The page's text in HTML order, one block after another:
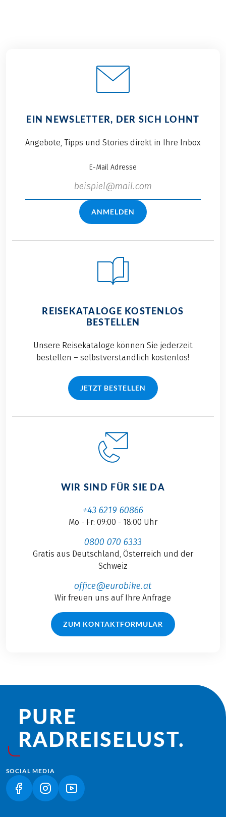
EIN NEWSLETTER, DER SICH LOHNT
Angebote, Tipps und Stories direkt in Ihre Inbox
E-Mail Adresse
ANMELDEN
REISEKATALOGE KOSTENLOS
BESTELLEN
Unsere Reisekataloge können Sie jederzeit
bestellen – selbstverständlich kostenlos!
JETZT BESTELLEN
WIR SIND FÜR SIE DA
+43 6219 60866
Mo - Fr: 09:00 - 18:00 Uhr
0800 070 6333
Gratis aus Deutschland, Österreich und der
Schweiz
office@eurobike.at
Wir freuen uns auf Ihre Anfrage
ZUM KONTAKTFORMULAR
PURE
RADREISE­LUST.
SOCIAL MEDIA
(LINK ÖFFNET IN NEUEM TAB)
(LINK ÖFFNET IN NEUEM TAB)
(LINK ÖFFNET IN NEUEM TAB)